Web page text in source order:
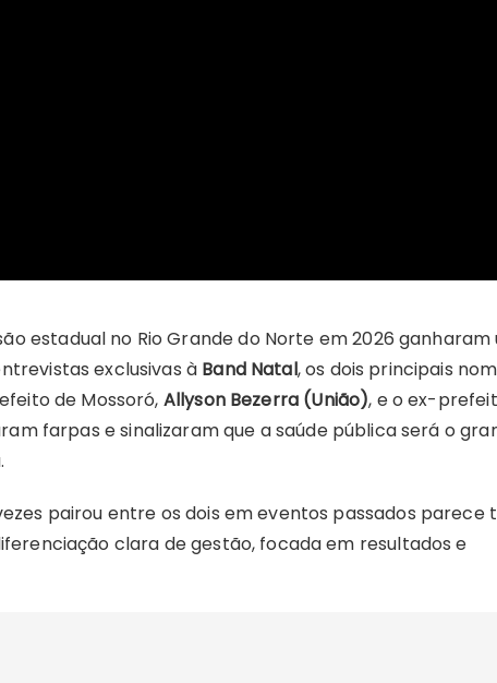
estadual no Rio Grande do Norte em 2026 ganharam
exclusivas à Band Natal, os dois principais
de Mossoró, Allyson Bezerra (União), e o ex-
farpas e sinalizaram que a saúde pública será o
pairou entre os dois em eventos passados parece
clara de gestão, focada em resultados e